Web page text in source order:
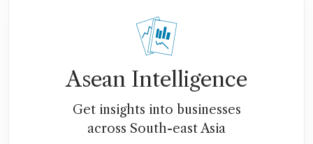
Asean Intelligence
Get insights into businesses
across South-east Asia